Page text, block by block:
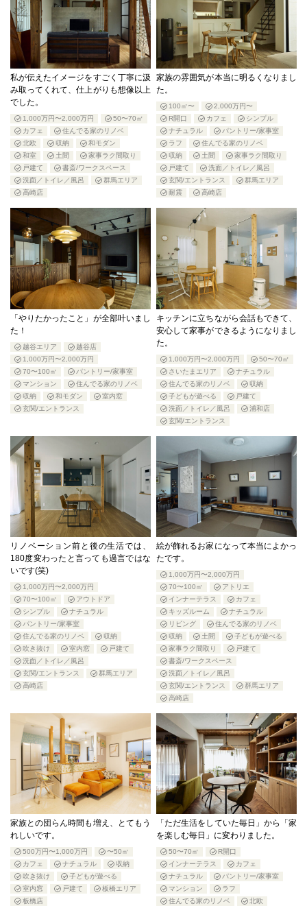
私が伝えたイメージをすごく丁寧に汲
み取ってくれて、仕上がりも想像以上
でした。
1,000万円〜2,000万円
50〜70㎡
カフェ
住んでる家のリノベ
北欧
収納
和モダン
和室
土間
家事ラク間取り
戸建て
書斎/ワークスペース
洗面／トイレ／風呂
群馬エリア
高崎店
家族の雰囲気が本当に明るくなりまし
た。
100㎡〜
2,000万円〜
R開口
カフェ
シンプル
ナチュラル
パントリー/家事室
ラフ
住んでる家のリノベ
収納
土間
家事ラク間取り
戸建て
洗面／トイレ／風呂
玄関/エントランス
群馬エリア
耐震
高崎店
「やりたかったこと」が全部叶いまし
た！
越谷エリア
越谷店
1,000万円〜2,000万円
70〜100㎡
パントリー/家事室
マンション
住んでる家のリノベ
収納
和モダン
室内窓
玄関/エントランス
キッチンに立ちながら会話もできて、
安心して家事ができるようになりまし
た。
1,000万円〜2,000万円
50〜70㎡
さいたまエリア
ナチュラル
住んでる家のリノベ
収納
子どもが遊べる
戸建て
洗面／トイレ／風呂
浦和店
玄関/エントランス
リノベーション前と後の生活では、
180度変わったと言っても過言ではな
いです(笑)
1,000万円〜2,000万円
70〜100㎡
アウトドア
シンプル
ナチュラル
パントリー/家事室
住んでる家のリノベ
収納
吹き抜け
室内窓
戸建て
洗面／トイレ／風呂
玄関/エントランス
群馬エリア
高崎店
絵が飾れるお家になって本当によかっ
たです。
1,000万円〜2,000万円
70〜100㎡
アトリエ
インナーテラス
カフェ
キッズルーム
ナチュラル
リビング
住んでる家のリノベ
収納
土間
子どもが遊べる
家事ラク間取り
戸建て
書斎/ワークスペース
洗面／トイレ／風呂
玄関/エントランス
群馬エリア
高崎店
家族との団らん時間も増え、とてもう
れしいです。
500万円〜1,000万円
〜50㎡
カフェ
ナチュラル
収納
吹き抜け
子どもが遊べる
室内窓
戸建て
板橋エリア
板橋店
「ただ生活をしていた毎日」から「家
を楽しむ毎日」に変わりました。
50〜70㎡
R開口
インナーテラス
カフェ
ナチュラル
パントリー/家事室
マンション
ラフ
住んでる家のリノベ
北欧